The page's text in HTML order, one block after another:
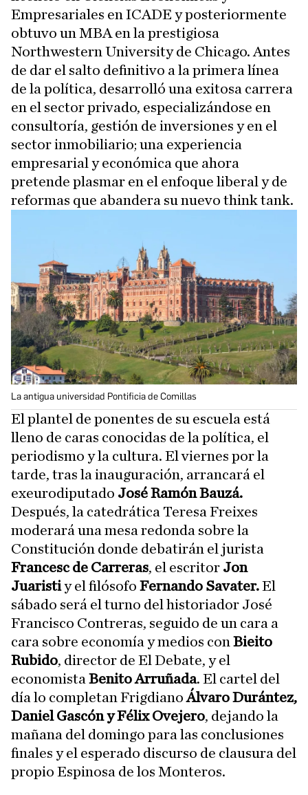
Empresariales en ICADE y posteriormente
obtuvo un MBA en la prestigiosa
Northwestern University de Chicago. Antes
de dar el salto definitivo a la primera línea
de la política, desarrolló una exitosa carrera
en el sector privado, especializándose en
consultoría, gestión de inversiones y en el
sector inmobiliario; una experiencia
empresarial y económica que ahora
pretende plasmar en el enfoque liberal y de
reformas que abandera su nuevo think tank.
La antigua universidad Pontificia de Comillas
El plantel de ponentes de su escuela está
lleno de caras conocidas de la política, el
periodismo y la cultura. El viernes por la
tarde, tras la inauguración, arrancará el
exeurodiputado José Ramón Bauzá.
Después, la catedrática Teresa Freixes
moderará una mesa redonda sobre la
Constitución donde debatirán el jurista
Francesc de Carreras, el escritor Jon
Juaristiy el filósofo Fernando Savater.El
sábado será el turno del historiador José
Francisco Contreras, seguido de un cara a
cara sobre economía y medios con Bieito
Rubido, director de El Debate, y el
economista Benito Arruñada. El cartel del
día lo completan FrigdianoÁlvaro Durántez,
Daniel Gascón y Félix Ovejero, dejando la
mañana del domingo para las conclusiones
finales y el esperado discurso de clausura del
propio Espinosa de los Monteros.